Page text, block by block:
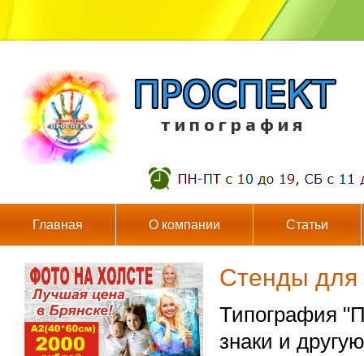
т и п о г р а ф и я
Главная О компании Статьи
Стенды
Типография
знаки и